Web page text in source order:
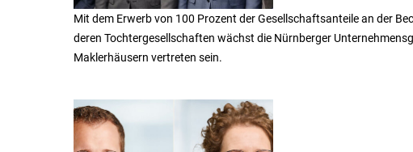
Mit dem Erwerb von 100 Prozent der Gesellschaftsanteile an der
deren Tochtergesellschaften wächst die Nürnberger
Maklerhäusern vertreten sein.